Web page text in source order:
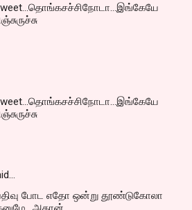
பதிவு போட எதோ ஒன்று தூண்டுகோலா